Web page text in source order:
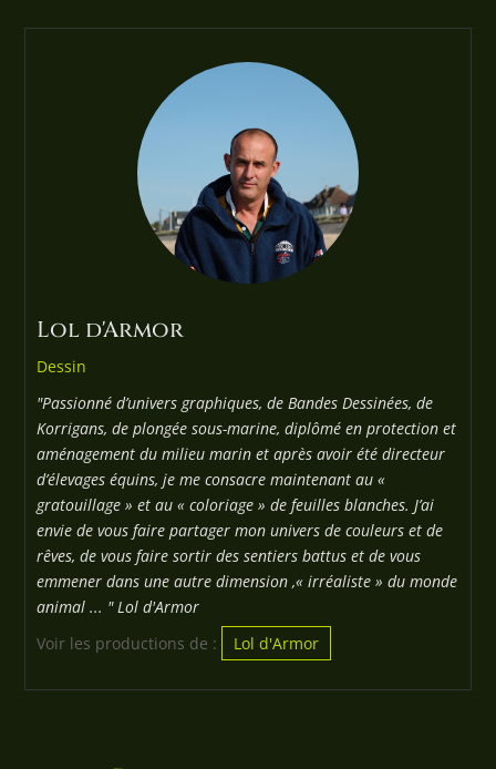
Lol d'Armor
Dessin
"Passionné d’univers graphiques, de Bandes Dessinées, de
Korrigans, de plongée sous-marine, diplômé en protection et
aménagement du milieu marin et après avoir été directeur
d’élevages équins, je me consacre maintenant au «
gratouillage » et au « coloriage » de feuilles blanches. J’ai
envie de vous faire partager mon univers de couleurs et de
rêves, de vous faire sortir des sentiers battus et de vous
emmener dans une autre dimension ,« irréaliste » du monde
animal ... " Lol d'Armor
Voir les productions de :
Lol d'Armor